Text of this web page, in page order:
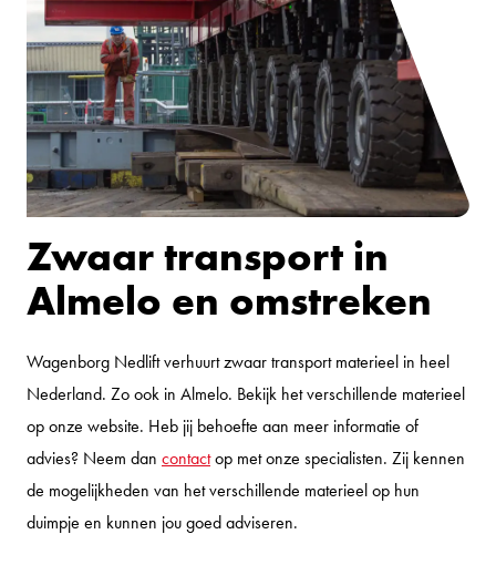
Zwaar transport in
Almelo en omstreken
Wagenborg Nedlift verhuurt zwaar transport materieel in heel
Nederland. Zo ook in Almelo. Bekijk het verschillende materieel
op onze website. Heb jij behoefte aan meer informatie of
advies? Neem dan contactop met onze specialisten. Zij kennen
de mogelijkheden van het verschillende materieel op hun
duimpje en kunnen jou goed adviseren.